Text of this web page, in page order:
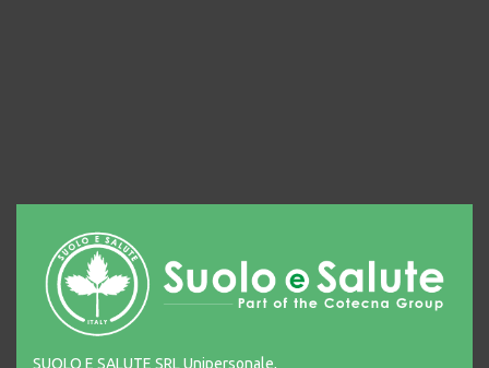
SUOLO E SALUTE SRL Unipersonale,